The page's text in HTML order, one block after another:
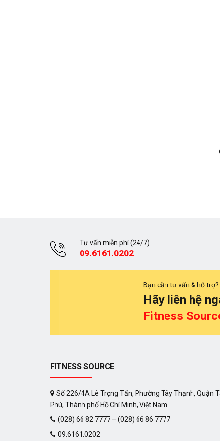
Tư vấn miễn phí (24/7)
09.6161.0202
Bạn cần tư vấn & hỗ trợ?
Hãy liên hệ
Fitness
FITNESS SOURCE
Số 226/4A Lê Trọng Tấn, Phường Tây Thạnh, Quận
Phú, Thành phố Hồ Chí Minh, Việt Nam
(028) 66 82 7777 – (028) 66 86 7777
09.6161.0202